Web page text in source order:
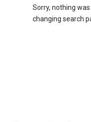
Sorry, nothing
changing search